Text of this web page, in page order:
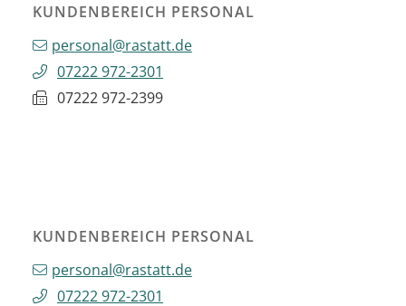
KUNDENBEREICH PERSONAL
personal@rastatt.de
07222 972-2301
07222 972-2399
KUNDENBEREICH PERSONAL
personal@rastatt.de
07222 972-2301